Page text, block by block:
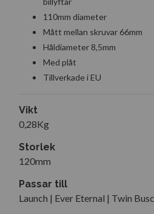
110mm diameter
Mått mellan skruvar 66mm
Håldiameter 8,5mm
Med plåt
Tillverkade i EU
Vikt
0,28Kg
Storlek
120mm
Passar till
Launch | Ever Eternal | Twin